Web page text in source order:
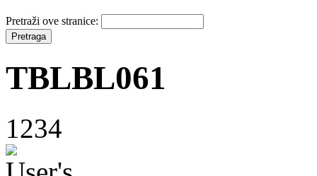
Pretraži ove stranice:
TBLBL061
1234